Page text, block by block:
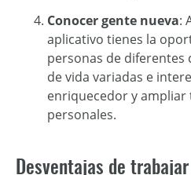
Conocer gente nueva:
aplicativo tienes la
personas de
de vida variadas e
enriquecedor y ampliar
personales.
Desventajas de